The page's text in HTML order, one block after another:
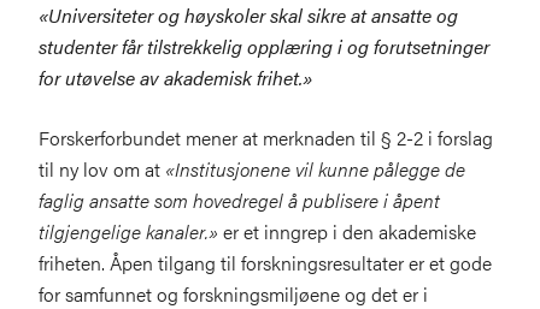
«Universiteter og høyskoler skal sikre at ansatte og
studenter får tilstrekkelig opplæring i og forutsetninger
for utøvelse av akademisk frihet.»
Forskerforbundet mener at merknaden til § 2-2 i forslag
til ny lov om at «Institusjonene vil kunne pålegge de
faglig ansatte som hovedregel å publisere i åpent
tilgjengelige kanaler.» er et inngrep i den akademiske
friheten. Åpen tilgang til forskningsresultater er et gode
for samfunnet og forskningsmiljøene og det er i